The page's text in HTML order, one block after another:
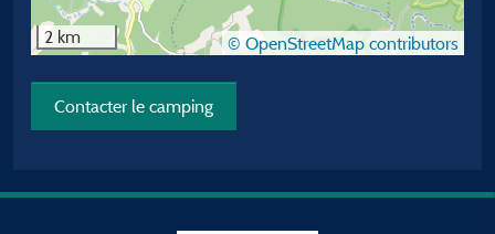
2 km © OpenStreetMap contributors
Contacter le camping